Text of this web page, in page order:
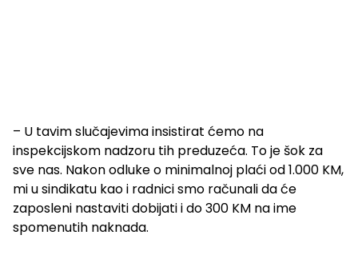
– U tavim slučajevima insistirat ćemo na
inspekcijskom nadzoru tih preduzeća. To je šok za
sve nas. Nakon odluke o minimalnoj plaći od 1.000 KM,
mi u sindikatu kao i radnici smo računali da će
zaposleni nastaviti dobijati i do 300 KM na ime
spomenutih naknada.